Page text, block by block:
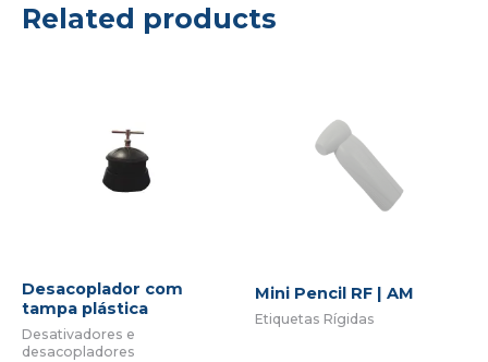
Related products
Desacoplador com
tampa plástica
Desativadores e
desacopladores
Mini Pencil RF | AM
Etiquetas Rígidas